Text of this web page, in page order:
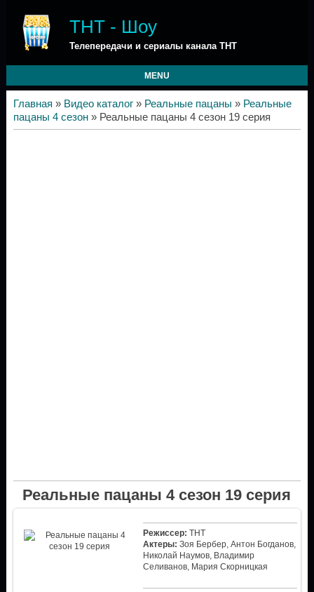
ТНТ - Шоу
Телепередачи и сериалы канала ТНТ
MENU
Главная » Видео каталог» Реальные пацаны » Реальные
пацаны 4 сезон» Реальные пацаны 4 сезон 19 серия
Реальные пацаны 4 сезон 19 серия
Режиссер: ТНТ
Актеры: Зоя Бербер, Антон Богданов,
Николай Наумов, Владимир
Селиванов, Мария Скорницкая